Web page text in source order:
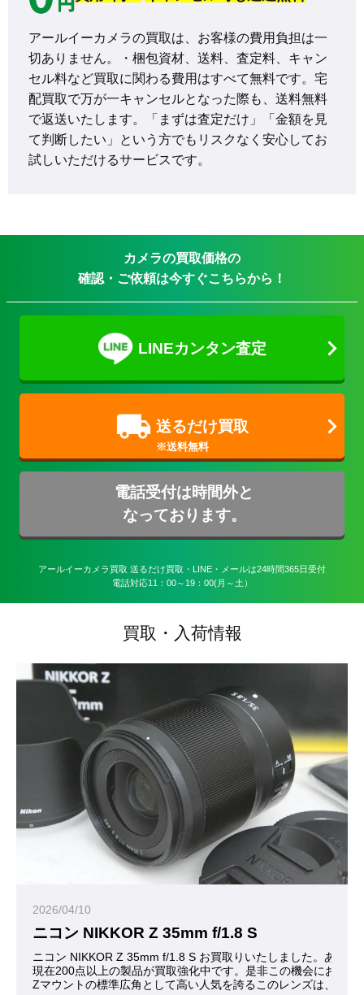
アールイーカメラの買取は、お客様の費用負担は一
切ありません。・梱包資材、送料、査定料、キャン
セル料など買取に関わる費用はすべて無料です。宅
配買取で万が一キャンセルとなった際も、送料無料
で返送いたします。「まずは査定だけ」「金額を見
て判断したい」という方でもリスクなく安心してお
試しいただけるサービスです。
カメラの買取価格の
確認・ご依頼は今すぐこちらから！
LINEカンタン査定
送るだけ買取
電話受付は時間外と
なっております。
アールイーカメラ買取 送るだけ買取・LINE・メールは24時間365日受付
電話対応11：00～19：00(月～土）
買取・入荷情報
2026/04/10
ニコン NIKKOR Z 35mm f/1.8 S
ニコン NIKKOR Z 35mm f/1.8 S お買取りいたしました。ありが
現在200点以上の製品が買取強化中です。是非この機会にお問合
Zマウントの標準広角として高い人気を誇るこのレンズは、数